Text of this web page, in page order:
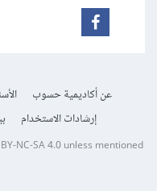
عن أكاديمية حسوب
إرشادات الاستخدام
BY-NC-SA 4.0unless mentioned